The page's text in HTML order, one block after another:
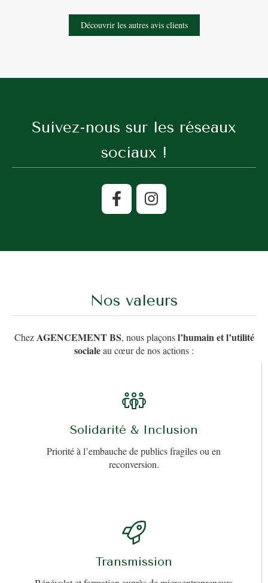
Découvrir les autres avis clients
Suivez-nous sur les réseaux
sociaux !
Nos valeurs
ChezAGENCEMENT BS, nous plaçonsl’humain et l’utilité
socialeau cœur de nos actions :
Solidarité & Inclusion
Priorité à l’embauche de publics fragiles ou en
reconversion.
Transmission